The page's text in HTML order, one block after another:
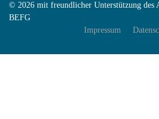
© 2026 mit freundlicher Unterstützung des
BEFG
Impressum